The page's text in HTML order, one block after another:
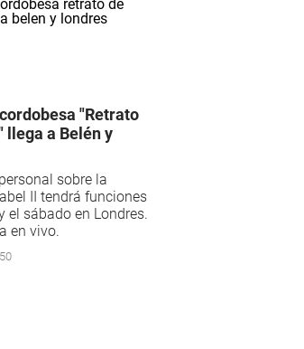
"Retrato
llega a Belén y
sobre la
II tendrá funciones
el sábado en Londres.
en vivo.